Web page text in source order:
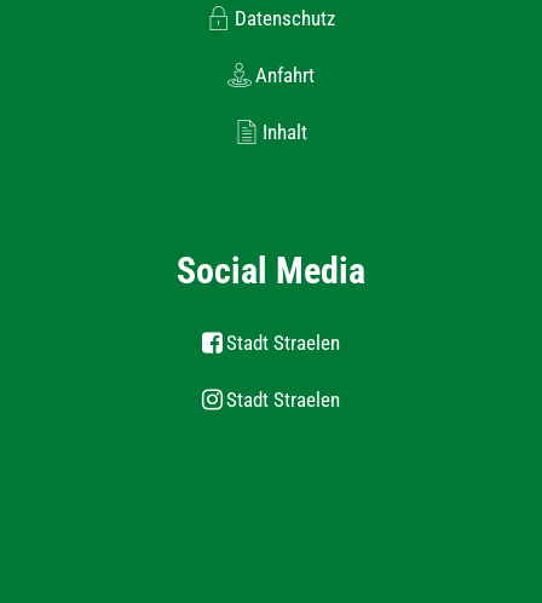
Datenschutz
Anfahrt
Inhalt
Social Media
Stadt Straelen
Stadt Straelen